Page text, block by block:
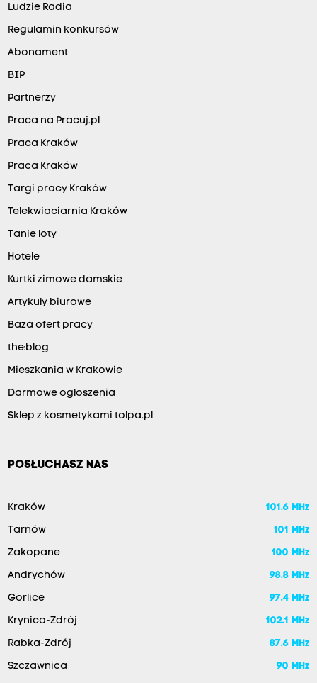
Ludzie Radia
Regulamin konkursów
Abonament
BIP
Partnerzy
Praca na Pracuj.pl
Praca Kraków
Praca Kraków
Targi pracy Kraków
Telekwiaciarnia Kraków
Tanie loty
Hotele
Kurtki zimowe damskie
Artykuły biurowe
Baza ofert pracy
the:blog
Mieszkania w Krakowie
Darmowe ogłoszenia
Sklep z kosmetykami tolpa.pl
POSŁUCHASZ NAS
Kraków 101.6 MHz
Tarnów 101 MHz
Zakopane 100 MHz
Andrychów 98.8 MHz
Gorlice 97.4 MHz
Krynica-Zdrój 102.1 MHz
Rabka-Zdrój 87.6 MHz
Szczawnica 90 MHz